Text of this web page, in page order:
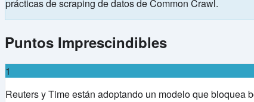
prácticas de scraping de datos de Common Crawl.
Puntos Imprescindibles
1
Reuters y Time están adoptando un modelo que bloquea